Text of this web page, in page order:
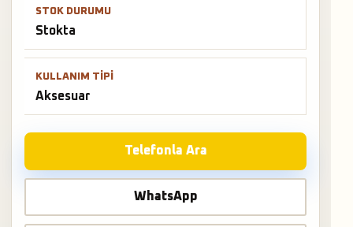
desteği hızlıca alınabilir.
STOK DURUMU
Stokta
KULLANIM TIPI
Aksesuar
Telefonla Ara
WhatsApp